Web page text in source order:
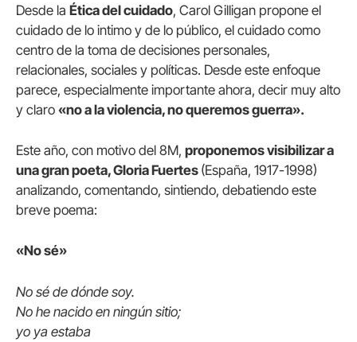
Desde la Ética del cuidado, Carol Gilligan propone el
cuidado de lo intimo y de lo público, el cuidado como
centro de la toma de decisiones personales,
relacionales, sociales y políticas. Desde este enfoque
parece, especialmente importante ahora, decir muy alto
y claro «no a la violencia, no queremos guerra».
Este año, con motivo del 8M, proponemos visibilizar a
una gran poeta, Gloria Fuertes (España, 1917-1998)
analizando, comentando, sintiendo, debatiendo este
breve poema:
«No sé»
No sé de dónde soy.
No he nacido en ningún sitio;
yo ya estaba